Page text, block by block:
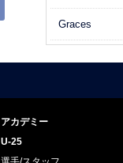
Graces
アカデミー
U-25